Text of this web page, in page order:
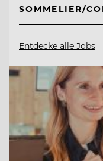
SOMMELIER/
Entdecke alle Jobs